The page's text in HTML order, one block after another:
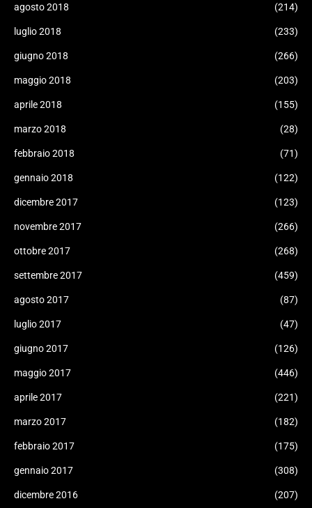
agosto 2018 (214)
luglio 2018 (233)
giugno 2018 (266)
maggio 2018 (203)
aprile 2018 (155)
marzo 2018 (28)
febbraio 2018 (71)
gennaio 2018 (122)
dicembre 2017 (123)
novembre 2017 (266)
ottobre 2017 (268)
settembre 2017 (459)
agosto 2017 (87)
luglio 2017 (47)
giugno 2017 (126)
maggio 2017 (446)
aprile 2017 (221)
marzo 2017 (182)
febbraio 2017 (175)
gennaio 2017 (308)
dicembre 2016 (207)